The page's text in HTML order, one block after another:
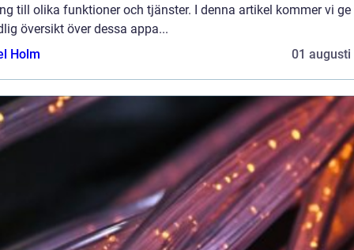
till olika funktioner och tjänster. I denna artikel kommer vi ge
översikt över dessa appa...
Holm
01 augusti